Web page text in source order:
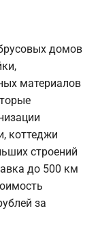
домов
материалов
коттеджи
строений
до 500 км
за